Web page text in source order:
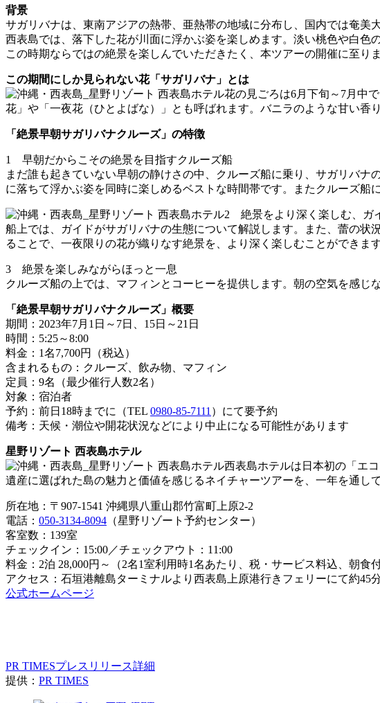
背景
サガリバナは、東南アジアの熱帯、亜熱帯の地域に分布し、国内では奄
西表島では、落下した花が川面に浮かぶ姿を楽しめます。淡い桃色や白色
この時期ならではの絶景を楽しんでいただきたく、本ツアーの開催に至りま
この期間にしか見られない花「サガリバナ」とは
花の見ごろは6月下旬～7月中
花」や「一夜花（ひとよばな）」とも呼ばれます。バニラのような甘い香
「絶景早朝サガリバナクルーズ」の特徴
1 早朝だからこその絶景を目指すクルーズ船
まだ誰も起きていない早朝の静けさの中、クルーズ船に乗り、サガリバ
に落ちて浮かぶ姿を同時に楽しめるベストな時間帯です。またクルーズ船
2 絶景をより深く楽しむ、ガ
船上では、ガイドがサガリバナの生態について解説します。また、蕾の
ることで、一夜限りの花が織りなす絶景を、より深く楽しむことができます
3 絶景を楽しみながらほっと一息
クルーズ船の上では、マフィンとコーヒーを提供します。朝の空気を感じ
「絶景早朝サガリバナクルーズ」概要
期間：2023年7月1日～7日、15日～21日
時間：5:25～8:00
料金：1名7,700円（税込）
含まれるもの：クルーズ、飲み物、マフィン
定員：9名（最少催行人数2名）
対象：宿泊者
予約：前日18時までに（TEL 0980-85-7111 ）にて要予約
備考：天候・潮位や開花状況などにより中止になる可能性があります
星野リゾート 西表島ホテル
西表島ホテルは日本初の「エ
遺産に選ばれた島の魅力と価値を感じるネイチャーツアーを、一年を通し
所在地：〒907-1541 沖縄県八重山郡竹富町上原2-2
電話： 050-3134-8094 （星野リゾート予約センター）
客室数：139室
チェックイン：15:00／チェックアウト：11:00
料金：2泊 28,000円～（2名1室利用時1名あたり、税・サービス料込、朝食付
アクセス：石垣港離島ターミナルより西表島上原港行きフェリーにて約45
公式ホームページ
PR TIMESプレスリリース詳細
提供： PR TIMES